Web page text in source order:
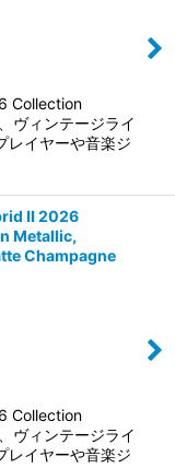
Collection
ヴィンテージライ
レイヤーや音楽ジ
II 2026
Metallic,
Champagne
Collection
ヴィンテージライ
レイヤーや音楽ジ